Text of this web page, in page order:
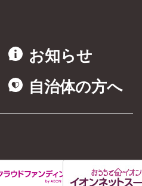
お知らせ
自治体の方へ